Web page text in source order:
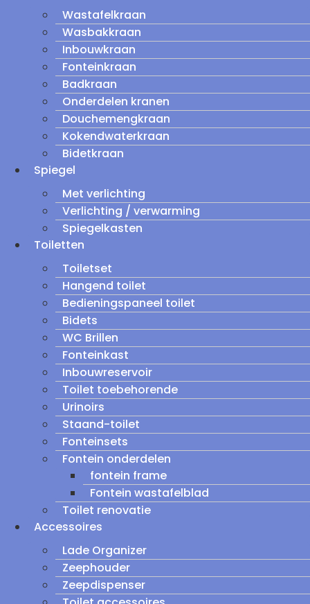
Wastafelkraan
Wasbakkraan
Inbouwkraan
Fonteinkraan
Badkraan
Onderdelen kranen
Douchemengkraan
Kokendwaterkraan
Bidetkraan
Spiegel
Met verlichting
Verlichting / verwarming
Spiegelkasten
Toiletten
Toiletset
Hangend toilet
Bedieningspaneel toilet
Bidets
WC Brillen
Fonteinkast
Inbouwreservoir
Toilet toebehorende
Urinoirs
Staand-toilet
Fonteinsets
Fontein onderdelen
fontein frame
Fontein wastafelblad
Toilet renovatie
Accessoires
Lade Organizer
Zeephouder
Zeepdispenser